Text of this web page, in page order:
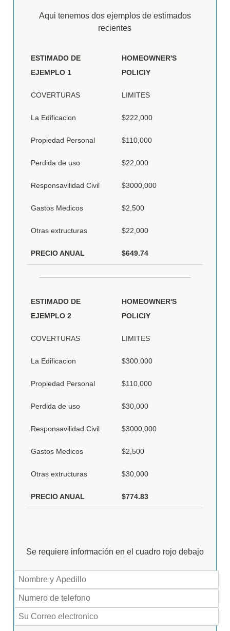
Aqui tenemos dos ejemplos de estimados
recientes
ESTIMADO DE
EJEMPLO 1
HOMEOWNER'S
POLICIY
COVERTURAS LIMITES
La Edificacion $222,000
Propiedad Personal $110,000
Perdida de uso $22,000
Responsavilidad Civil $3000,000
Gastos Medicos $2,500
Otras extructuras $22,000
PRECIO ANUAL $649.74
ESTIMADO DE
EJEMPLO 2
HOMEOWNER'S
POLICIY
COVERTURAS LIMITES
La Edificacion $300.000
Propiedad Personal $110,000
Perdida de uso $30,000
Responsavilidad Civil $3000,000
Gastos Medicos $2,500
Otras extructuras $30,000
PRECIO ANUAL $774.83
Se requiere información en el cuadro rojo debajo